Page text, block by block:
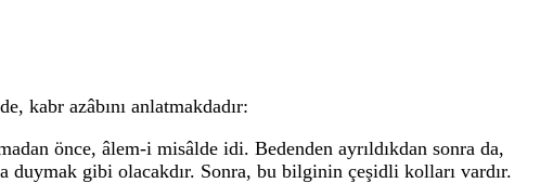
kabr azâbını anlatmakdadır:
önce, âlem-i misâlde idi. Bedenden ayrıldıkdan sonra da,
gibi olacakdır. Sonra, bu bilginin çeşidli kolları vardır.